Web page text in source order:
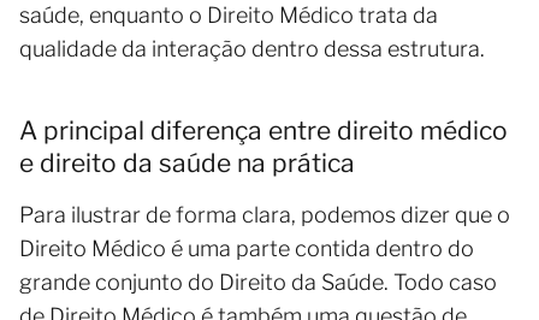
saúde, enquanto o Direito Médico trata da
qualidade da interação dentro dessa estrutura.
A principal diferença entre direito médico
e direito da saúde na prática
Para ilustrar de forma clara, podemos dizer que o
Direito Médico é uma parte contida dentro do
grande conjunto do Direito da Saúde. Todo caso